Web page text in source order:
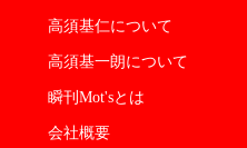
高須基仁について
高須基一朗について
瞬刊Mot'sとは
会社概要